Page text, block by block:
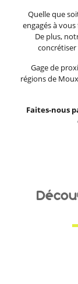
Quelle que
engagés à
De plus,
concrétiser
Gage de
régions de
Faites-nous